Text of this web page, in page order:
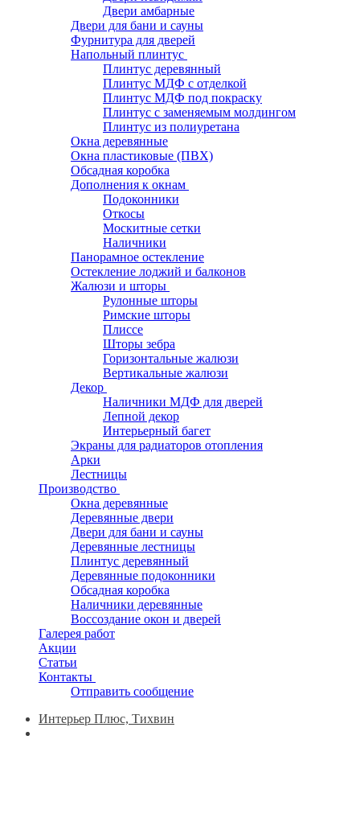
Двери амбарные
Двери для бани и сауны
Фурнитура для дверей
Напольный плинтус
Плинтус деревянный
Плинтус МДФ с отделкой
Плинтус МДФ под покраску
Плинтус с заменяемым молдингом
Плинтус из полиуретана
Окна деревянные
Окна пластиковые (ПВХ)
Обсадная коробка
Дополнения к окнам
Подоконники
Откосы
Москитные сетки
Наличники
Панорамное остекление
Остекление лоджий и балконов
Жалюзи и шторы
Рулонные шторы
Римские шторы
Плиссе
Шторы зебра
Горизонтальные жалюзи
Вертикальные жалюзи
Декор
Наличники МДФ для дверей
Лепной декор
Интерьерный багет
Экраны для радиаторов отопления
Арки
Лестницы
Производство
Окна деревянные
Деревянные двери
Двери для бани и сауны
Деревянные лестницы
Плинтус деревянный
Деревянные подоконники
Обсадная коробка
Наличники деревянные
Воссоздание окон и дверей
Галерея работ
Акции
Статьи
Контакты
Отправить сообщение
Интерьер Плюс, Тихвин